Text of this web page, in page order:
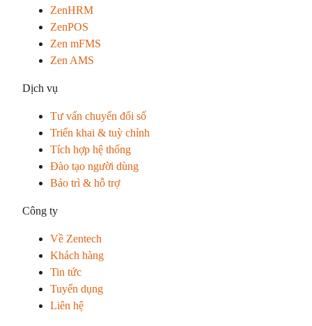
ZenHRM
ZenPOS
Zen mFMS
Zen AMS
Dịch vụ
Tư vấn chuyển đổi số
Triển khai & tuỳ chỉnh
Tích hợp hệ thống
Đào tạo người dùng
Bảo trì & hỗ trợ
Công ty
Về Zentech
Khách hàng
Tin tức
Tuyển dụng
Liên hệ